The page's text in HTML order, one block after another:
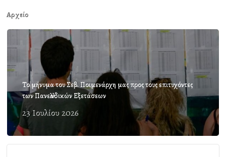
Αρχείο
Το μήνυμα του Σεβ. Ποιμενάρχη μας προς τους επιτυχόντες
των Πανελλαδικών Εξετάσεων
23 Ιουλίου 2026